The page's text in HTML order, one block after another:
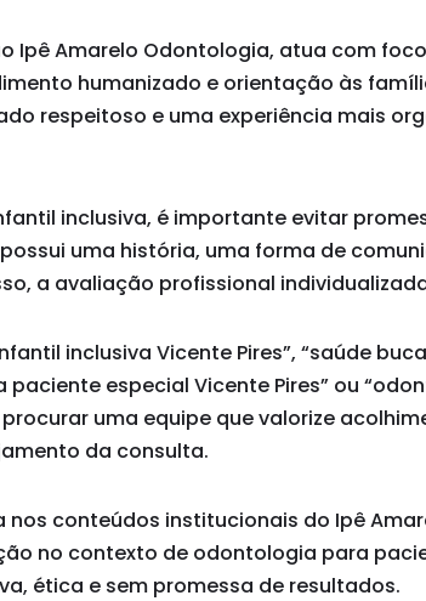
Ipê Amarelo Odontologia, atua com
humanizado e orientação às
respeitoso e uma experiência mais
inclusiva, é importante evitar
uma história, uma forma de
a avaliação profissional
inclusiva Vicente Pires”, “saúde
paciente especial Vicente Pires” ou
procurar uma equipe que valorize
da consulta.
nos conteúdos institucionais do Ipê
no contexto de odontologia para
ética e sem promessa de resultados.